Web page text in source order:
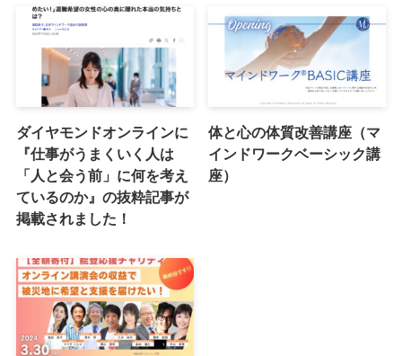
ダイヤモンドオンラインに
『仕事がうまくいく人は
「人と会う前」に何を考え
ているのか』の抜粋記事が
掲載されました！
体と心の体質改善講座（マ
インドワークベーシック講
座）